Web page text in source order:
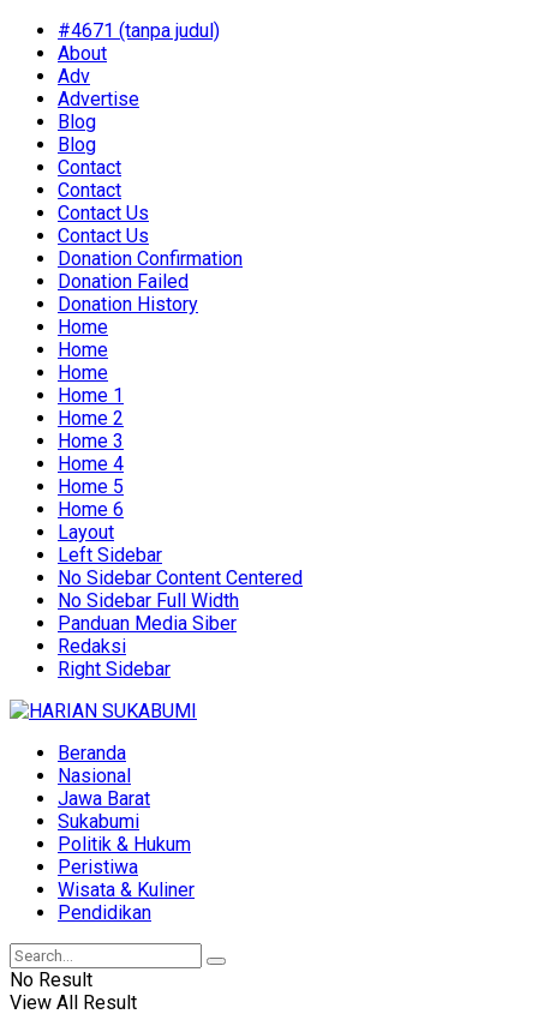
#4671 (tanpa judul)
About
Adv
Advertise
Blog
Blog
Contact
Contact
Contact Us
Contact Us
Donation Confirmation
Donation Failed
Donation History
Home
Home
Home
Home 1
Home 2
Home 3
Home 4
Home 5
Home 6
Layout
Left Sidebar
No Sidebar Content Centered
No Sidebar Full Width
Panduan Media Siber
Redaksi
Right Sidebar
Beranda
Nasional
Jawa Barat
Sukabumi
Politik & Hukum
Peristiwa
Wisata & Kuliner
Pendidikan
No Result
View All Result